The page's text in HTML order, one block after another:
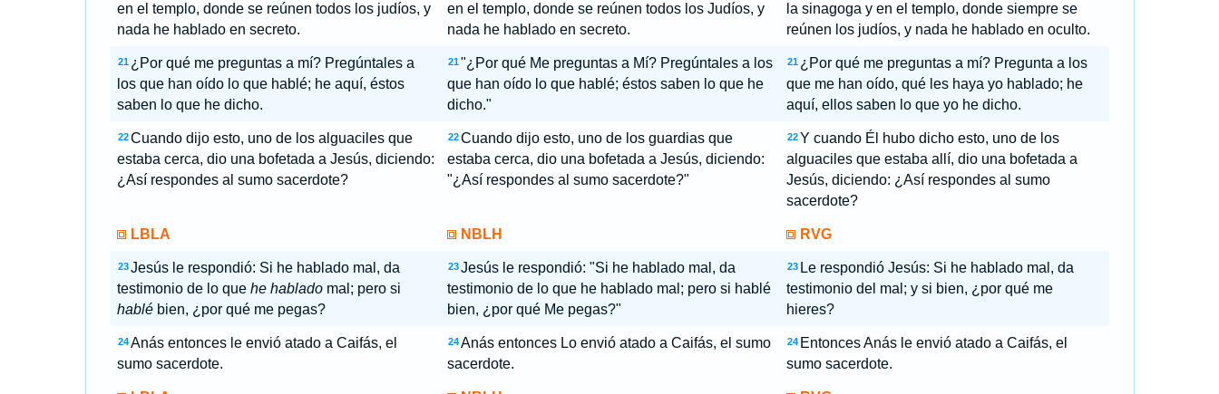
en el templo, donde se reúnen todos los judíos, y
nada he hablado en secreto.
en el templo, donde se reúnen todos los Judíos, y
nada he hablado en secreto.
la sinagoga y en el templo, donde siempre se
reúnen los judíos, y nada he hablado en oculto.
21 ¿Por qué me preguntas a mí? Pregúntales a
los que han oído lo que hablé; he aquí, éstos
saben lo que he dicho.
21 "¿Por qué Me preguntas a Mí? Pregúntales a los
que han oído lo que hablé; éstos saben lo que he
dicho."
21 ¿Por qué me preguntas a mí? Pregunta a los
que me han oído, qué les haya yo hablado; he
aquí, ellos saben lo que yo he dicho.
22 Cuando dijo esto, uno de los alguaciles que
estaba cerca, dio una bofetada a Jesús, diciendo:
¿Así respondes al sumo sacerdote?
22 Cuando dijo esto, uno de los guardias que
estaba cerca, dio una bofetada a Jesús, diciendo:
"¿Así respondes al sumo sacerdote?"
22 Y cuando Él hubo dicho esto, uno de los
alguaciles que estaba allí, dio una bofetada a
Jesús, diciendo: ¿Así respondes al sumo
sacerdote?
LBLA NBLH RVG
23 Jesús le respondió: Si he hablado mal, da
testimonio de lo que he habladomal; pero si
hablébien, ¿por qué me pegas?
23 Jesús le respondió: "Si he hablado mal, da
testimonio de lo que he hablado mal; pero si hablé
bien, ¿por qué Me pegas?"
23 Le respondió Jesús: Si he hablado mal, da
testimonio del mal; y si bien, ¿por qué me
hieres?
24 Anás entonces le envió atado a Caifás, el
sumo sacerdote.
24 Anás entonces Lo envió atado a Caifás, el sumo
sacerdote.
24 Entonces Anás le envió atado a Caifás, el
sumo sacerdote.